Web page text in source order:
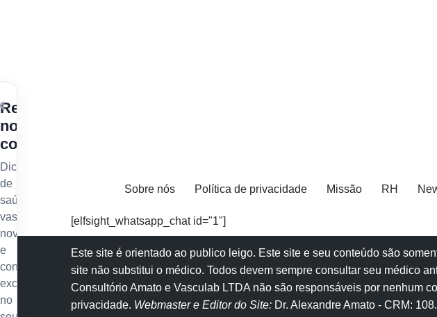
Sobre nós Política de privacidade Missão RH
[elfsight_whatsapp_chat id="1"]
Este site é orientado ao publico leigo. Este site e seu conteúdo são
site não substitui o médico. Todos devem sempre consultar seu médico
Consultório Amato e Vasculab LTDA não são responsáveis por nenhum
privacidade. Webmaster e Editor do Site: Dr. Alexandre Amato - CRM:
Receba
nossos
conteúdos
Dicas
de
saúde
vascular,
novidades
e
conteúdo
exclusivo
no